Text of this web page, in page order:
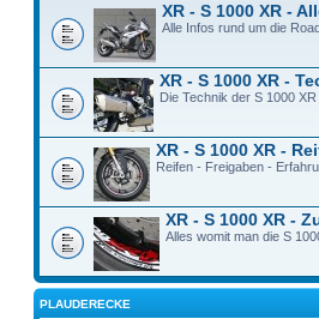
XR - S 1000 XR -
Alle Infos rund um die
XR - S 1000 XR -
Die Technik der S 1000
XR - S 1000 XR -
Reifen - Freigaben -
XR - S 1000 XR -
Alles womit man die S
PLAUDERECKE